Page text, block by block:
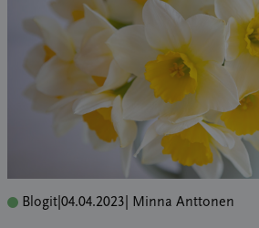
Blogit 04.04.2023 | Minna Anttonen